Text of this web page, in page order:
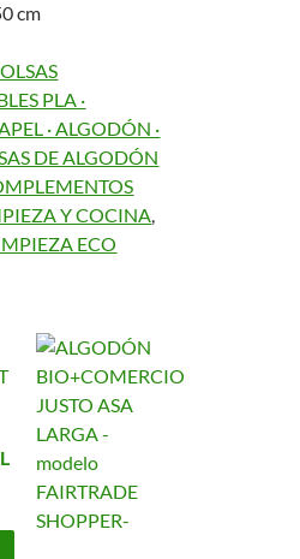
cm
PLA ·
· ALGODÓN ·
DE ALGODÓN
Y COCINA,
ECO